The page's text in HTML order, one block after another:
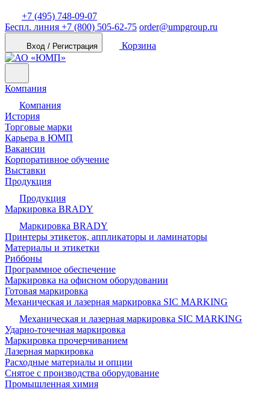
+7 (495) 748-09-07
Беспл. линия +7 (800) 505-62-75 order@umpgroup.ru
Вход / Регистрация Корзина
Компания
Компания
История
Торговые марки
Карьера в ЮМП
Вакансии
Корпоративное обучение
Выставки
Продукция
Продукция
Маркировка BRADY
Маркировка BRADY
Принтеры этикеток, аппликаторы и ламинаторы
Материалы и этикетки
Риббоны
Программное обеспечение
Маркировка на офисном оборудовании
Готовая маркировка
Механическая и лазерная маркировка SIC MARKING
Механическая и лазерная маркировка SIC MARKING
Ударно-точечная маркировка
Маркировка прочерчиванием
Лазерная маркировка
Расходные материалы и опции
Снятое с производства оборудование
Промышленная химия